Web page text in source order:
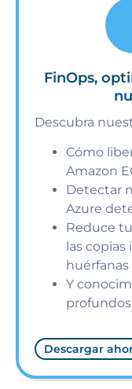
FinOps,
Descubra
Cómo
Amazon
Detectar
Azure
Reduce
las
Y
profundos
Descargar